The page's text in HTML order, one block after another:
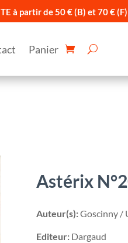
à partir de 50 € (B) et 70 € (F)
Panier
Astérix
Auteur(s):Goscinny /
Editeur:Dargaud